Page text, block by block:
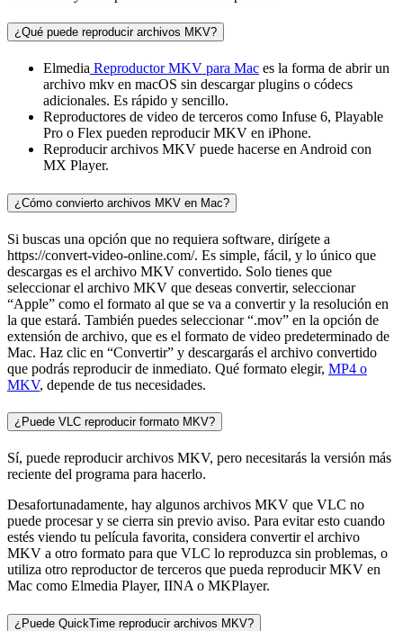
¿Qué puede reproducir archivos MKV?
Elmedia Reproductor MKV para Mac es la forma de abrir un
archivo mkv en macOS sin descargar plugins o códecs
adicionales. Es rápido y sencillo.
Reproductores de video de terceros como Infuse 6, Playable
Pro o Flex pueden reproducir MKV en iPhone.
Reproducir archivos MKV puede hacerse en Android con
MX Player.
¿Cómo convierto archivos MKV en Mac?
Si buscas una opción que no requiera software, dirígete a
https://convert-video-online.com/. Es simple, fácil, y lo único que
descargas es el archivo MKV convertido. Solo tienes que
seleccionar el archivo MKV que deseas convertir, seleccionar
“Apple” como el formato al que se va a convertir y la resolución en
la que estará. También puedes seleccionar “.mov” en la opción de
extensión de archivo, que es el formato de video predeterminado de
Mac. Haz clic en “Convertir” y descargarás el archivo convertido
que podrás reproducir de inmediato. Qué formato elegir, MP4 o
MKV, depende de tus necesidades.
¿Puede VLC reproducir formato MKV?
Sí, puede reproducir archivos MKV, pero necesitarás la versión más
reciente del programa para hacerlo.
Desafortunadamente, hay algunos archivos MKV que VLC no
puede procesar y se cierra sin previo aviso. Para evitar esto cuando
estés viendo tu película favorita, considera convertir el archivo
MKV a otro formato para que VLC lo reproduzca sin problemas, o
utiliza otro reproductor de terceros que pueda reproducir MKV en
Mac como Elmedia Player, IINA o MKPlayer.
¿Puede QuickTime reproducir archivos MKV?